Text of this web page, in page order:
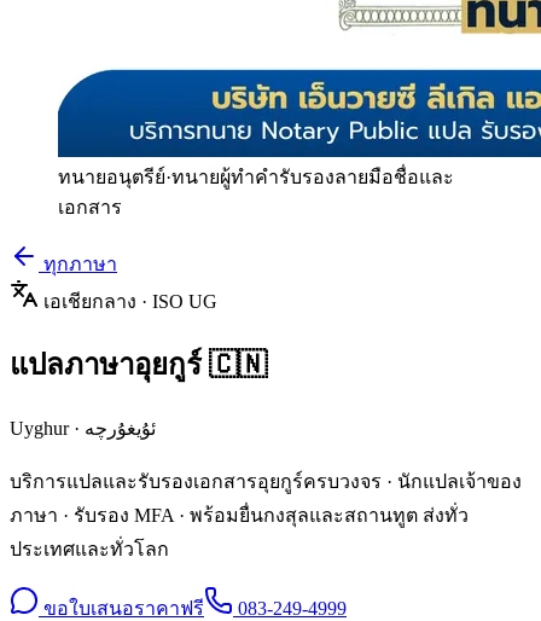
ทนายอนุตรีย์·ทนายผู้ทำคำรับรองลายมือชื่อและ
เอกสาร
ทุกภาษา
เอเชียกลาง · ISO UG
แปลภาษาอุยกูร์ 🇨🇳
Uyghur· ئۇيغۇرچە
บริการแปลและรับรองเอกสารอุยกูร์ครบวงจร · นักแปลเจ้าของ
ภาษา · รับรอง MFA · พร้อมยื่นกงสุลและสถานทูต ส่งทั่ว
ประเทศและทั่วโลก
ขอใบเสนอราคาฟรี
083-249-4999